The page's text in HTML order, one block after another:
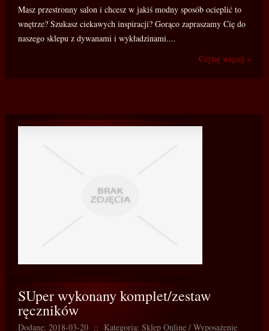
Masz przestronny salon i chcesz w jakiś modny sposób ocieplić to
wnętrze? Szukasz ciekawych inspiracji? Gorąco zapraszamy Cię do
naszego sklepu z dywanami i wykładzinami....
Czytaj więcej »
SUper wykonany komplet/zestaw
ręczników
Dodane: 2018-03-20 :: Kategoria: Sklep Online / Wyposażenie